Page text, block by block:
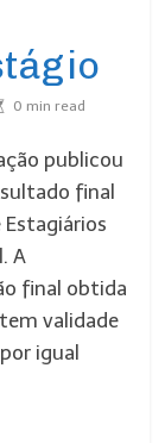
0 min read
publicou
final
Estagiários
A
final obtida
validade
igual